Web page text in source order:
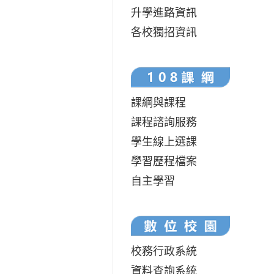
升學進路資訊
各校獨招資訊
課綱與課程
課程諮詢服務
學生線上選課
學習歷程檔案
自主學習
校務行政系統
資料查詢系統